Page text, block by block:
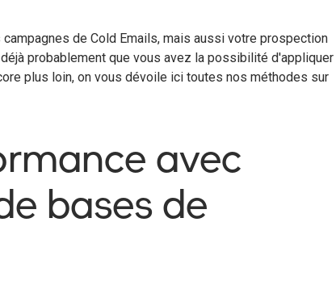
de Cold Emails, mais aussi votre prospection
probablement que vous avez la possibilité d'appliquer
plus loin, on vous dévoile ici toutes nos méthodes sur
avec
bases de